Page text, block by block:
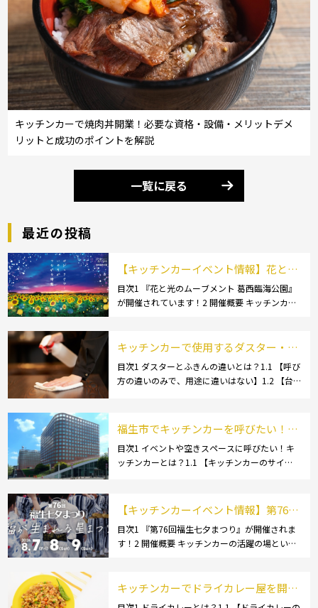
キッチンカーで焼肉丼開業！必要な資格・設備・メリットデメ
リットと成功のポイントを解説
一覧に戻る
最近の投稿
【キッチンカーイベント情報】花と光
のムーブメント 葛西臨海公園が開催さ
れています！
目次1 『花と光のムーブメント 葛西臨海公園』
が開催されています！2 開催概要 キッチンカー
ルメイベントが催されています。 開業前にキ
キッチンカーで使用するダスター・ふ
きんの選び方とは？おすすめ商品3選
も紹介！
目次1 ダスターとふきんの違いとは？1.1 【呼び
方の違いのみで、用途に違いはない】1.2 【台
特徴2.1 【綿】2.2 【マイクロ […]
福生市でキッチンカーを呼びたい！派
遣してもらうにはどうすれば良いの？
依頼の流れや人気メニューを解説
目次1 イベントや空きスペースに呼びたい！キ
ッチンカーとは？1.1 【キッチンカーのサイ
チンカー:1t～ […]
【キッチンカーイベント情報】第76回
福生七夕まつりが開催されます！
目次1 『第76回福生七夕まつり』が開催されま
す！2 開催概要 キッチンカーの活躍の場といえ
されています。 開業前にキッチンカーの出店
キッチンカーでドライカレー屋を開業